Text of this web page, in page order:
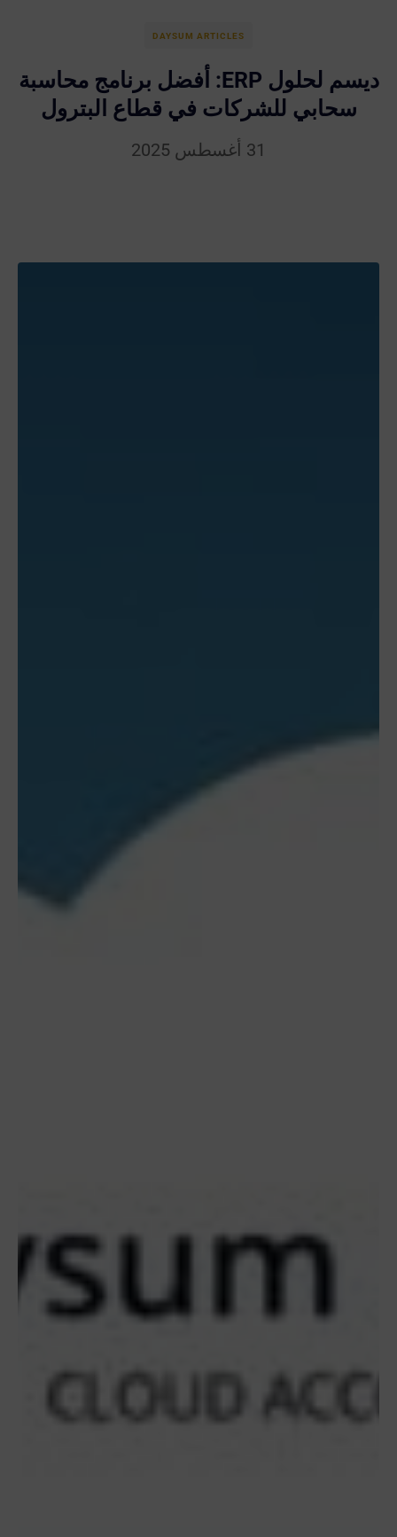
DAYSUM ARTICLES
ديسم لحلول ERP: أفضل برنامج محاسبة
سحابي للشركات في قطاع البترول
31 أغسطس 2025